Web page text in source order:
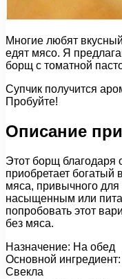
Многие любят
едят мясо. Я
борщ с томатной
Супчик получится
Пробуйте!
Описание
Этот борщ благодаря
приобретает богатый
мяса, привычного для
насыщенным или
попробовать этот
без мяса.
Назначение: На обед
Основной
Свекла